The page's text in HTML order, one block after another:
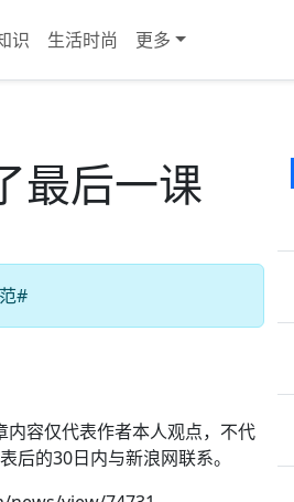
识 生活时尚 更多
最后一课
#
容仅代表作者本人观点，不代
后的30日内与新浪网联系。